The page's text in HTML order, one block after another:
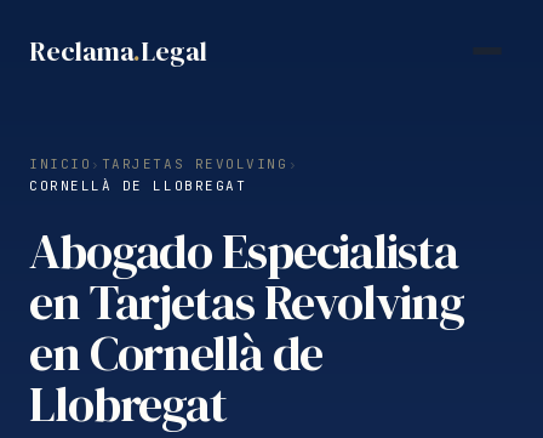
Reclama.Legal
INICIO › TARJETAS REVOLVING ›
CORNELLÀ DE LLOBREGAT
Abogado Especialista
en Tarjetas Revolving
en Cornellà de
Llobregat